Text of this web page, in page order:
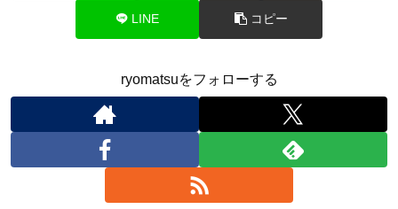
LINE コピー
ryomatsuをフォローする